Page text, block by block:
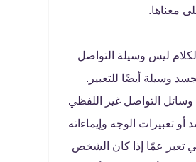
معناها.
ليس وسيلة التواصل
وسيلة أيضًا للتعبير.
التواصل غير اللفظي
تعبيرات الوجه وإيماءاته
تعبر عمّا إذا كان الشخص